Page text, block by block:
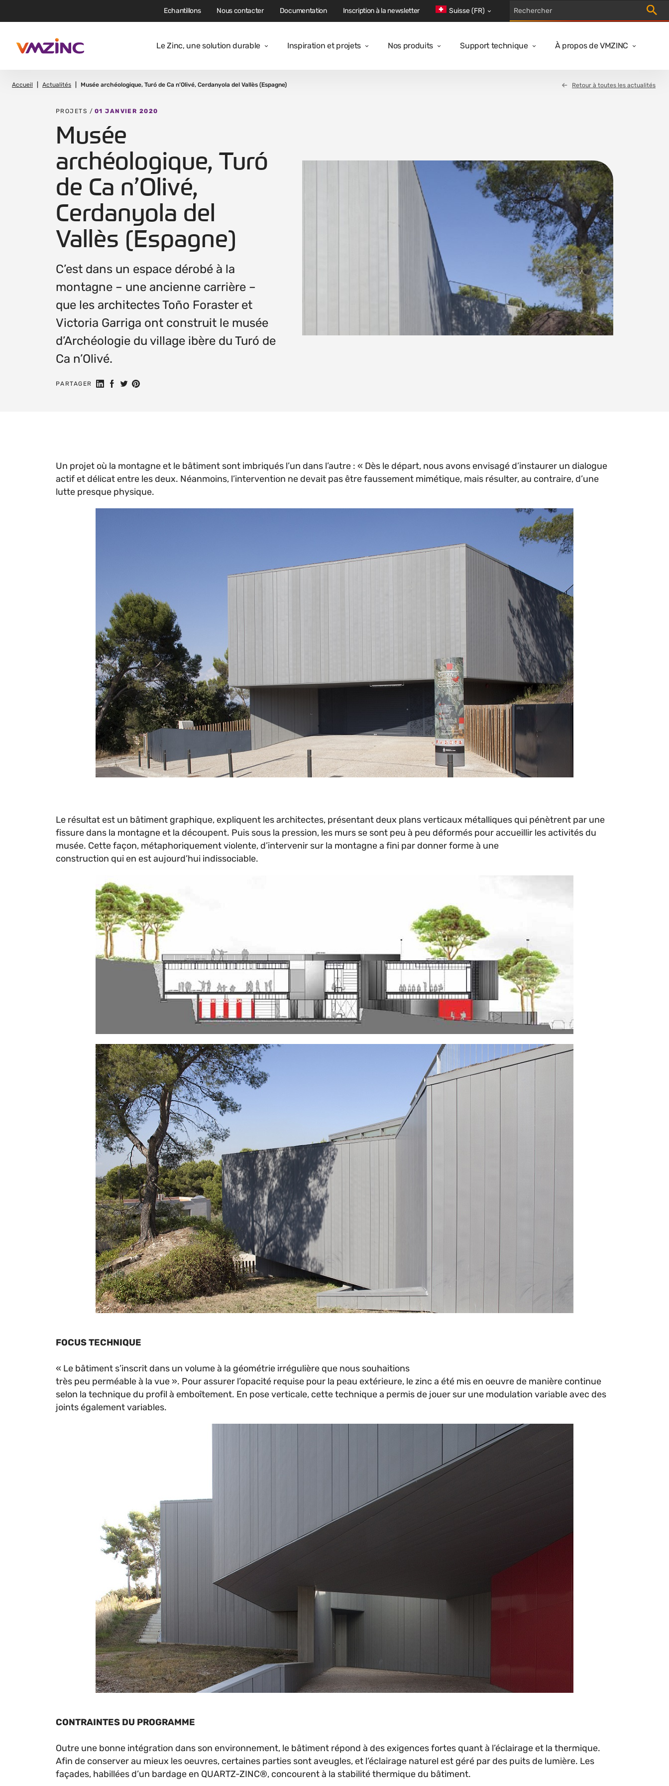
Le Zinc, une solution durable Inspiration et projets Nos produits Support technique À propos de VMZINC
Echantillons Nous contacter Documentation Inscription à la newsletter Suisse (FR)
Accueil Actualités Musée archéologique, Turó de Ca n’Olivé, Cerdanyola del Vallès (Espagne) Retour à toutes les actualités
PROJETS / 01 JANVIER 2020
Musée
archéologique, Turó
de Ca n’Olivé,
Cerdanyola del
Vallès (Espagne)
C’est dans un espace dérobé à la
montagne – une ancienne carrière –
que les architectes Toño Foraster et
Victoria Garriga ont construit le musée
d’Archéologie du village ibère du Turó de
Ca n’Olivé.
PARTAGER Partager sur LinkedIn
Partager sur Facebook
Share on Twitter
Partager sur Pinterest
Un projet où la montagne et le bâtiment sont imbriqués l’un dans l’autre : « Dès le départ, nous avons envisagé d’instaurer un dialogue
actif et délicat entre les deux. Néanmoins, l’intervention ne devait pas être faussement mimétique, mais résulter, au contraire, d’une
lutte presque physique.
Le résultat est un bâtiment graphique, expliquent les architectes, présentant deux plans verticaux métalliques qui pénètrent par une
fissure dans la montagne et la découpent. Puis sous la pression, les murs se sont peu à peu déformés pour accueillir les activités du
musée. Cette façon, métaphoriquement violente, d’intervenir sur la montagne a fini par donner forme à une
construction qui en est aujourd’hui indissociable.
FOCUS TECHNIQUE
« Le bâtiment s’inscrit dans un volume à la géométrie irrégulière que nous souhaitions
très peu perméable à la vue ». Pour assurer l’opacité requise pour la peau extérieure, le zinc a été mis en oeuvre de manière continue
selon la technique du profil à emboîtement. En pose verticale, cette technique a permis de jouer sur une modulation variable avec des
joints également variables.
CONTRAINTES DU PROGRAMME
Outre une bonne intégration dans son environnement, le bâtiment répond à des exigences fortes quant à l’éclairage et la thermique.
Afin de conserver au mieux les oeuvres, certaines parties sont aveugles, et l’éclairage naturel est géré par des puits de lumière. Les
façades, habillées d’un bardage en QUARTZ-ZINC®, concourent à la stabilité thermique du bâtiment.